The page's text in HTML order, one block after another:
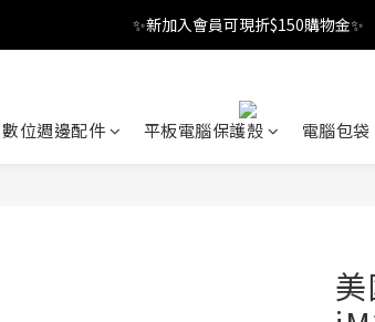
✨新加入會員可現折$150購物金✨
✨新加入會員可現折$150購物金✨
✨新加入會員可現折$150購物金✨
數位週邊配件 平板電腦保護殼 電腦包袋